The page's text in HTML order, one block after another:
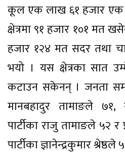
कूल एक लाख ६१ हजार एक
क्षेत्रमा ९१ हजार १०१ मत
हजार १२४ मत सदर तथा
भयो । यस क्षेत्रका सात
कटाउन सकेनन् । जनता
मानबहादुर तामाङले
पार्टीका राजु तामाङले ५२ र
पार्टीका ज्ञानेन्द्रकुमार